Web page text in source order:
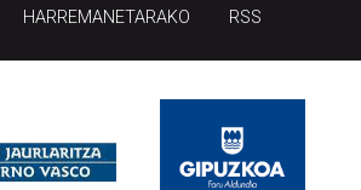
HARREMANETARAKO RSS